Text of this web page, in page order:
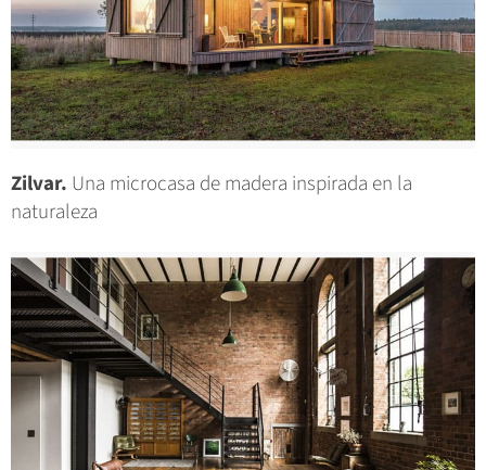
Zilvar. Una microcasa de madera inspirada en la
naturaleza